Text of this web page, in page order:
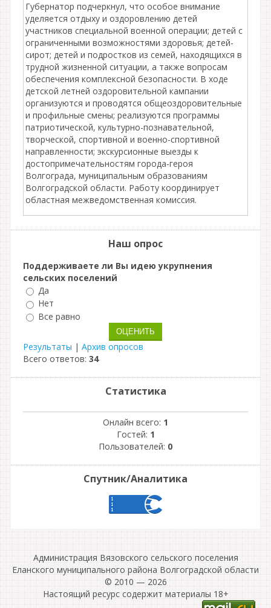
Губернатор подчеркнул, что особое внимание
уделяется отдыху и оздоровлению детей
участников специальной военной операции; детей с
ограниченными возможностями здоровья; детей-
сирот; детей и подростков из семей, находящихся в
трудной жизненной ситуации, а также вопросам
обеспечения комплексной безопасности. В ходе
детской летней оздоровительной кампании
организуются и проводятся общеоздоровительные
и профильные смены; реализуются программы
патриотической, культурно-познавательной,
творческой, спортивной и военно-спортивной
направленности; экскурсионные выезды к
достопримечательностям города-героя
Волгограда, муниципальным образованиям
Волгоградской области. Работу координирует
областная межведомственная комиссия.
Наш опрос
Поддерживаете ли Вы идею укрупнения
сельских поселений
Да
Нет
Все равно
Результаты | Архив опросов
Всего ответов: 34
Статистика
Онлайн всего: 1
Гостей: 1
Пользователей: 0
Спутник/Аналитика
Администрация Вязовского сельского поселения
Еланского муниципального района Волгоградской области
© 2010 — 2026
Настоящий ресурс содержит материалы 18+